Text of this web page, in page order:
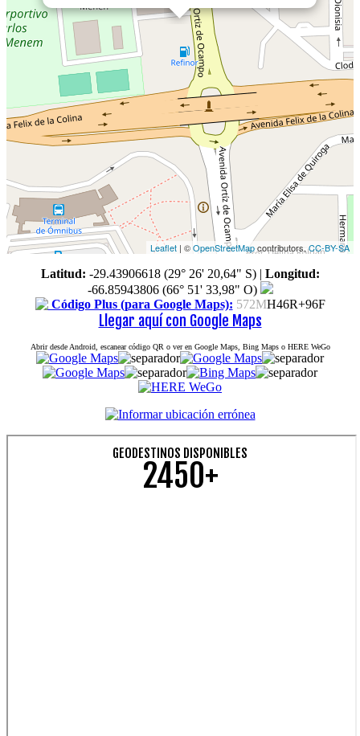
Leaflet | ©OpenStreetMapcontributors,CC-BY-SA
Latitud: -29.43906618 (29° 26' 20,64" S)| Longitud:
-66.85943806 (66° 51' 33,98" O)
Código Plus (para Google Maps): 572MH46R+96F
Llegar aquí con Google Maps
Abrir desde Android, escanear código QR o ver en Google Maps, Bing Maps o HERE WeGo
GEODESTINOS DISPONIBLES
2450+